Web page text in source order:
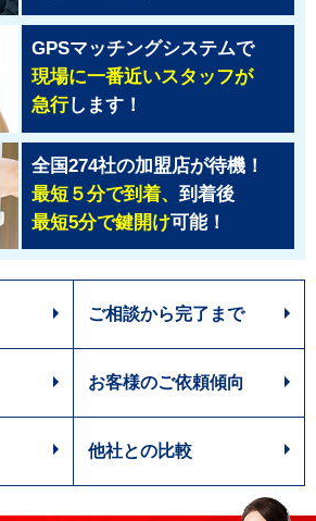
GPSマッチングシステムで
現場に一番近いスタッフが
急行します！
全国274社の加盟店が待機！
最短５分で到着、到着後
最短5分で鍵開け可能！
ご相談から完了まで
お客様のご依頼傾向
他社との比較